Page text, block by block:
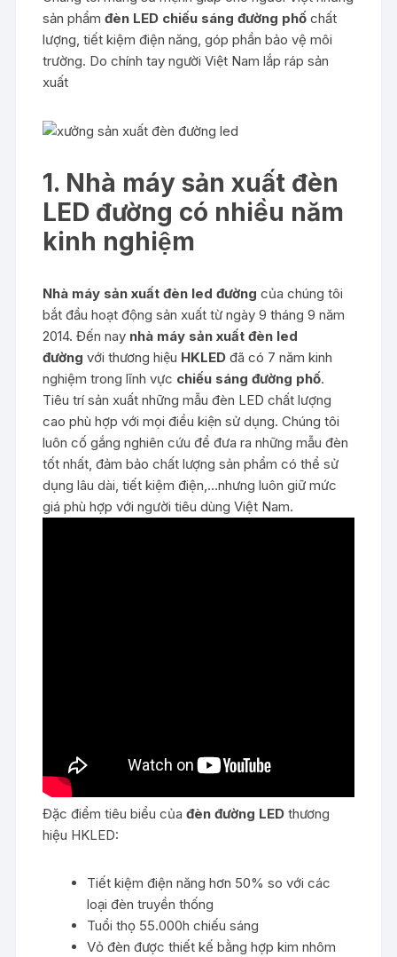
sản phẩmđèn LED chiếu sáng đường phố chất
lượng, tiết kiệm điện năng, góp phần bảo vệ môi
trường. Do chính tay người Việt Nam lắp ráp sản
xuất
1. Nhà máy sản xuất đèn
LED đường có nhiều năm
kinh nghiệm
Nhà máy sản xuất đèn led đường của chúng tôi
bắt đầu hoạt động sản xuất từ ngày 9 tháng 9 năm
2014. Đến nay nhà máy sản xuất đèn led
đường với thương hiệu HKLED đã có 7 năm kinh
nghiệm trong lĩnh vực chiếu sáng đường phố.
Tiêu trí sản xuất những mẫu đèn LED chất lượng
cao phù hợp với mọi điều kiện sử dụng. Chúng tôi
luôn cố gắng nghiên cứu để đưa ra những mẫu đèn
tốt nhất, đảm bảo chất lượng sản phẩm có thể sử
dụng lâu dài, tiết kiệm điện,…nhưng luôn giữ mức
giá phù hợp với người tiêu dùng Việt Nam.
Đặc điểm tiêu biểu củađèn đường LED thương
hiệu HKLED:
Tiết kiệm điện năng hơn 50% so với các
loại đèn truyền thống
Tuổi thọ 55.000h chiếu sáng
Vỏ đèn được thiết kế bằng hợp kim nhôm